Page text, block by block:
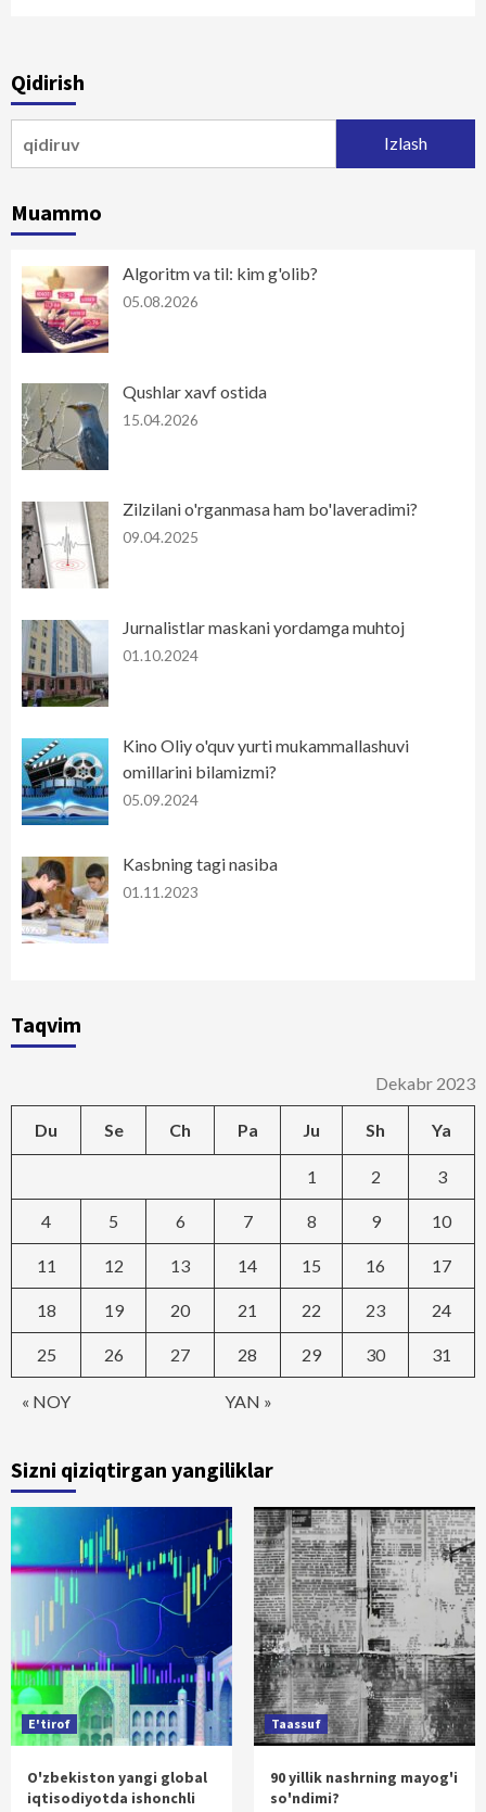
Qidirish
Muammo
Algoritm va til: kim g'olib?
05.08.2026
Qushlar xavf ostida
15.04.2026
Zilzilani o'rganmasa ham bo'laveradimi?
09.04.2025
Jurnalistlar maskani yordamga muhtoj
01.10.2024
Kino Oliy o'quv yurti mukammallashuvi
omillarini bilamizmi?
05.09.2024
Kasbning tagi nasiba
01.11.2023
Taqvim
Dekabr 2023
Du Se Ch Pa Ju Sh Ya
« NOY YAN »
1 2 3
4 5 6 7 8 9 10
11 12 13 14 15 16 17
18 19 20 21 22 23 24
25 26 27 28 29 30 31
Sizni qiziqtirgan yangiliklar
E'tirof
O'zbekiston yangi global
iqtisodiyotda ishonchli
Taassuf
90 yillik nashrning mayog'i
so'ndimi?